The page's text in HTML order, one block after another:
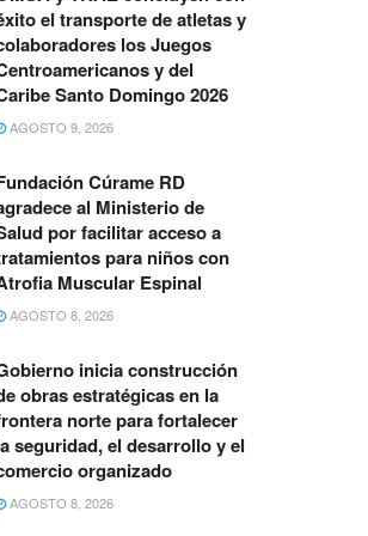
el transporte de atletas y
los Juegos
y del
Santo Domingo 2026
AGOSTO 9, 2026
Cúrame RD
al Ministerio de
por facilitar acceso a
para niños con
Muscular Espinal
AGOSTO 8, 2026
inicia construcción
obras estratégicas en la
norte para fortalecer
seguridad, el desarrollo y el
organizado
AGOSTO 8, 2026